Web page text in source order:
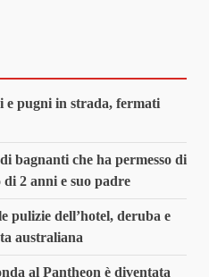
e pugni in strada, fermati
bagnanti che ha permesso di
2 anni e suo padre
pulizie dell’hotel, deruba e
australiana
al Pantheon è diventata